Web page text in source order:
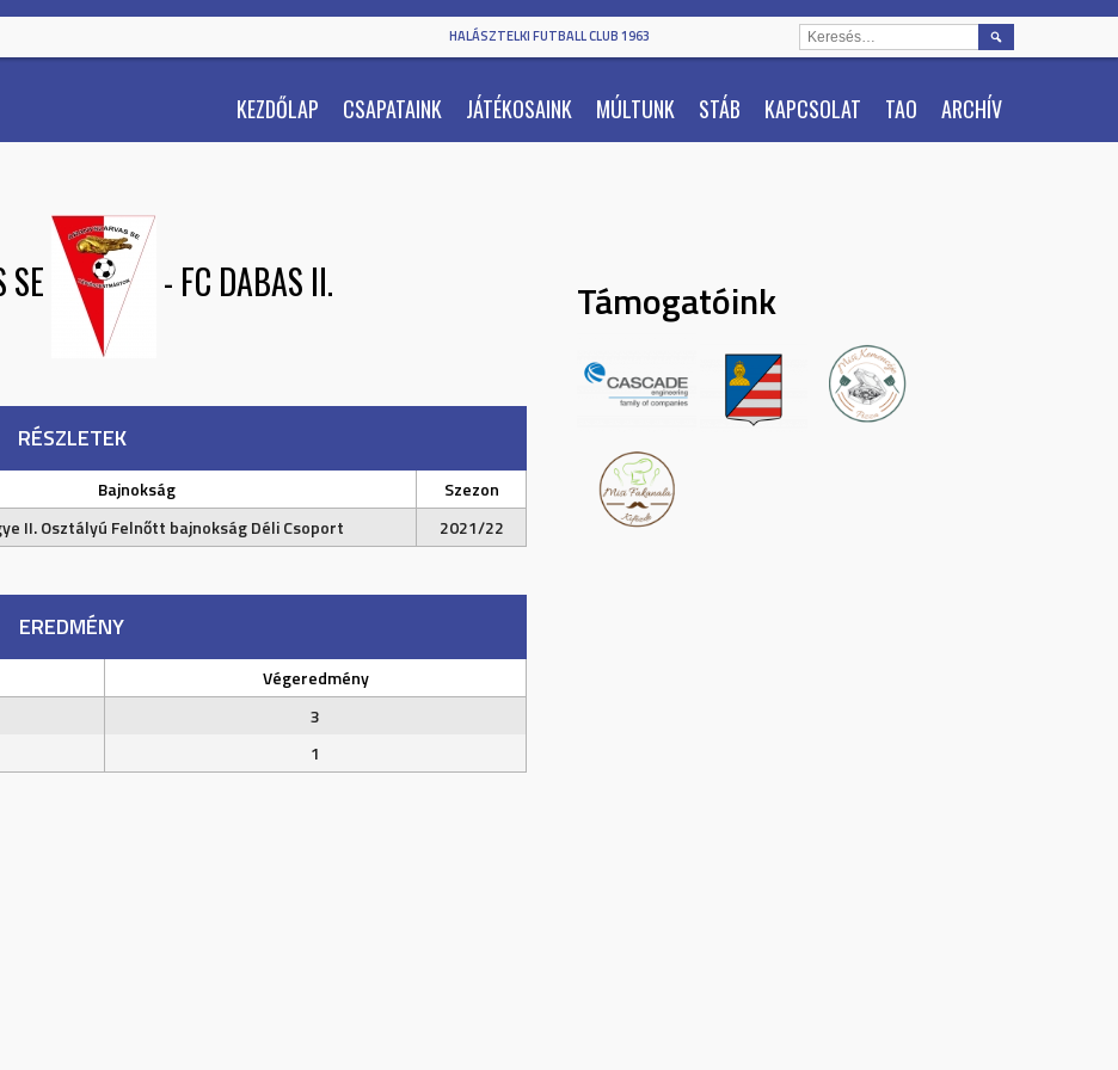
HALÁSZTELKI FUTBALL CLUB 1963
KEZDŐLAP CSAPATAINK JÁTÉKOSAINK MÚLTUNK STÁB KAPCSOLAT TAO ARCHÍV
KERESÉS:
SE - FC DABAS II.
RÉSZLETEK
Bajnokság
Szezon
II. Osztályú Felnőtt bajnokság Déli Csoport 2021/22
EREDMÉNY
Végeredmény
3
1
Támogatóink